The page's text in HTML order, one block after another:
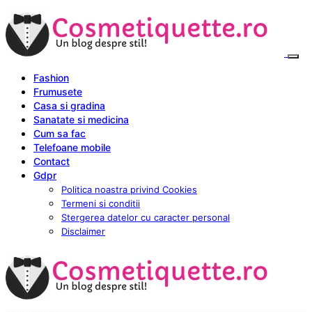
Fashion
Frumusete
Casa si gradina
Sanatate si medicina
Cum sa fac
Telefoane mobile
Contact
Gdpr
Politica noastra privind Cookies
Termeni si conditii
Stergerea datelor cu caracter personal
Disclaimer